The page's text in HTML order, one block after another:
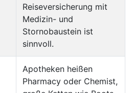
Reiseversicherung mit
Medizin- und
Stornobaustein ist
sinnvoll.
Apotheken heißen
Pharmacy oder Chemist,